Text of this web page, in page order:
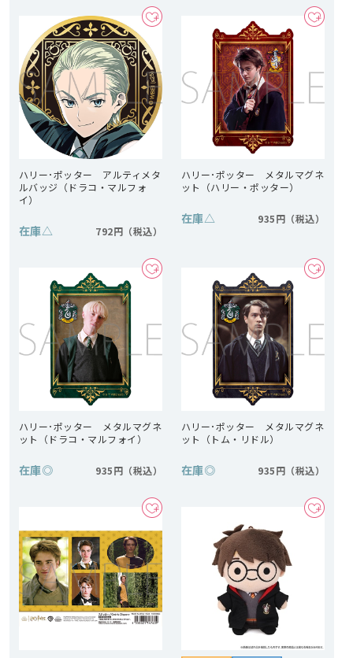
ハリー･ポッター アルティメタ
ルバッジ（ドラコ・マルフォ
イ）
在庫△ 792円
ハリー･ポッター メタルマグネ
ット（ハリー・ポッター）
在庫△ 935円
ハリー･ポッター メタルマグネ
ット（ドラコ・マルフォイ）
在庫◎ 935円
ハリー･ポッター メタルマグネ
ット（トム・リドル）
在庫◎ 935円